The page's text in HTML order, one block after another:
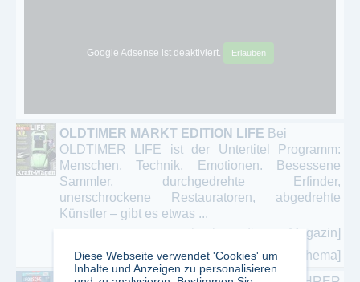
Google Adsense ist deaktiviert. Erlauben
OLDTIMER MARKT EDITION LIFE Bei
OLDTIMER LIFE ist der Untertitel Programm:
Menschen, Technik, Emotionen. Besessene
Sammler, durchgedrehte Erfinder,
unerschrockene Restauratoren, abgedrehte
Künstler – gibt es etwas ...
[mehr zu diesem Magazin]
[mehr zu diesem Thema]
Diese Webseite verwendet 'Cookies' um
Inhalte und Anzeigen zu personalisieren